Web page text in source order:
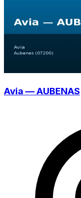
Avia — AUBENAS